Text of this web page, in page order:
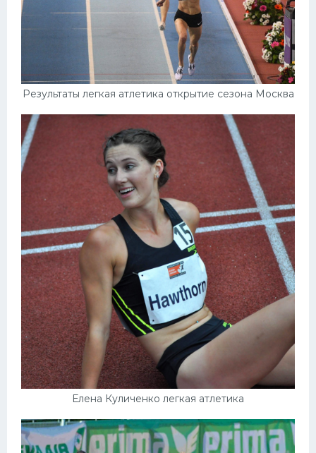
Результаты легкая атлетика открытие сезона Москва
Елена Куличенко легкая атлетика